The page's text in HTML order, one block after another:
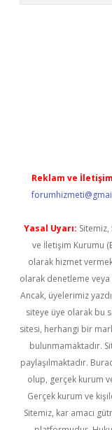
Reklam ve
Yasal Uyarı:
ve İletişim Kurumu
olarak hizmet
olarak denetleme
Ancak, üyelerimiz
siteye üye olarak bu
sitesi, herhangi bir
bulunmamaktadır.
paylaşılmaktadır.
olup, gerçek kurum
Gerçek kurum ve
Sitemiz, kar amacı